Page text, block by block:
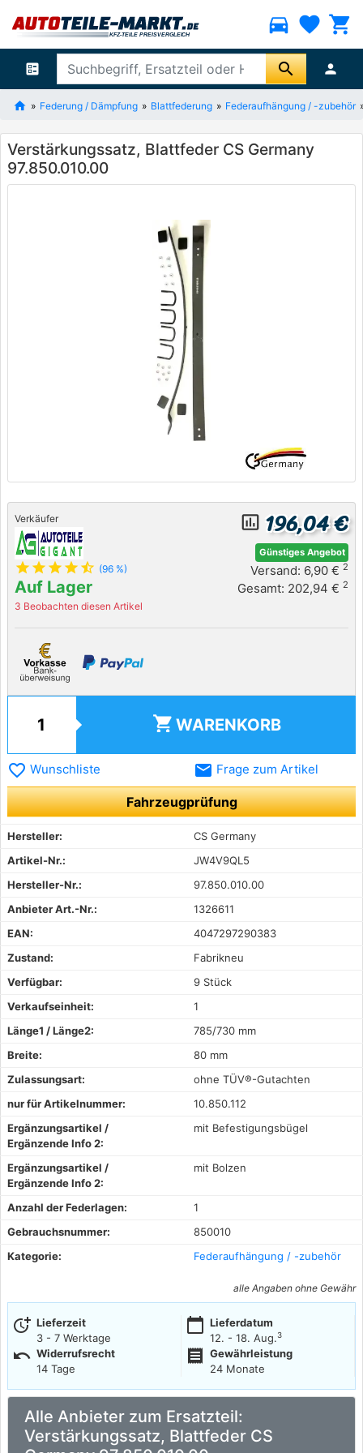
directions_car favorite shopping_cart
ballot search person
Federung / Dämpfung Blattfederung Federaufhängung / -zubehör
Verstärkungssatz, Blattfeder CS Germany
97.850.010.00
Verkäufer
star star star star star_half (96 %)
Auf Lager
3 Beobachten diesen Artikel
insert_chart_outlined 196,04 €
Günstiges Angebot
Versand: 6,90 € 2
Gesamt: 202,94 € 2
shopping_cart WARENKORB
favorite_border Wunschliste email Frage zum Artikel
Fahrzeugprüfung
Hersteller:
CS Germany
Artikel-Nr.:
JW4V9QL5
Hersteller-Nr.:
97.850.010.00
Anbieter Art.-Nr.:
1326611
EAN:
4047297290383
Zustand:
Fabrikneu
Verfügbar:
9 Stück
Verkaufseinheit:
1
Länge1 / Länge2:
785/730 mm
Breite:
80 mm
Zulassungsart:
ohne TÜV®-Gutachten
nur für Artikelnummer:
10.850.112
Ergänzungsartikel /
Ergänzende Info 2:
mit Befestigungsbügel
Ergänzungsartikel /
Ergänzende Info 2:
mit Bolzen
Anzahl der Federlagen:
1
Gebrauchsnummer:
850010
Kategorie:
Federaufhängung / -zubehör
alle Angaben ohne Gewähr
more_time Lieferzeit
3 - 7 Werktage
calendar_today Lieferdatum
12. - 18. Aug.3
undo Widerrufsrecht
14 Tage
receipt
Gewährleistung
24 Monate
Alle Anbieter zum Ersatzteil:
Verstärkungssatz, Blattfeder CS